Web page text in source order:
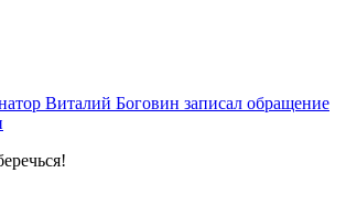
Виталий Боговин записал обращение